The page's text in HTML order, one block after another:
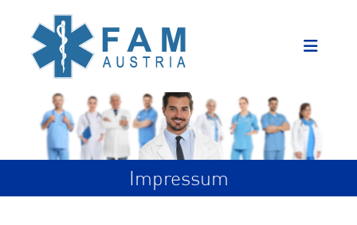
Impressum